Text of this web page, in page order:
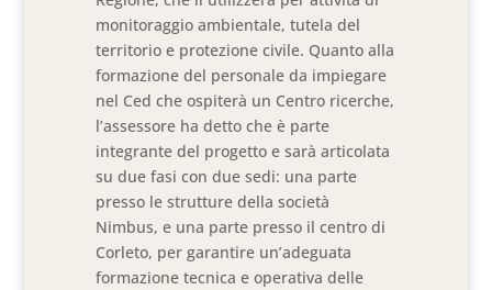
monitoraggio ambientale, tutela del
territorio e protezione civile. Quanto alla
formazione del personale da impiegare
nel Ced che ospiterà un Centro ricerche,
l’assessore ha detto che è parte
integrante del progetto e sarà articolata
su due fasi con due sedi: una parte
presso le strutture della società
Nimbus, e una parte presso il centro di
Corleto, per garantire un’adeguata
formazione tecnica e operativa delle